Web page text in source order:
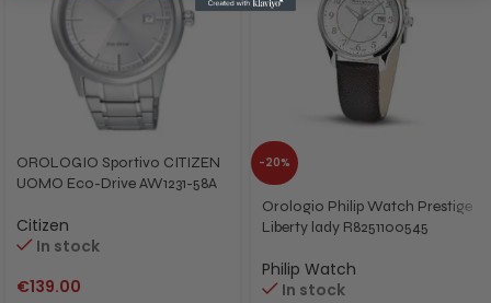
OROLOGIO Sportivo CITIZEN
UOMO Eco-Drive AW1231-58A
Citizen
In stock
€139.00
-20%
Orologio Philip Watch Prestige
Liberty lady R8251100545
Philip Watch
In stock